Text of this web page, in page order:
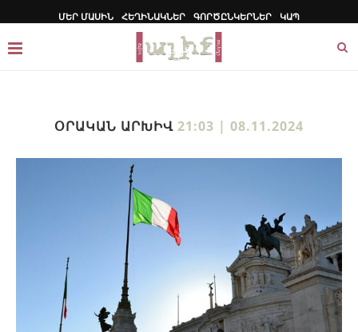
ՄԵՐ ՄԱՍԻՆ ՀԵՂԻՆԱԿՆԵՐ ԳՈՐԾԸՆԿԵՐՆԵՐ ԿԱՊ
ՕՐԱԿԱՆ ԱՐԽԻՎ 21:03 | 08.11.2024